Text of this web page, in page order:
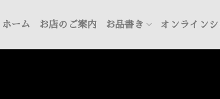
ホーム お店のご案内 お品書き オンライン